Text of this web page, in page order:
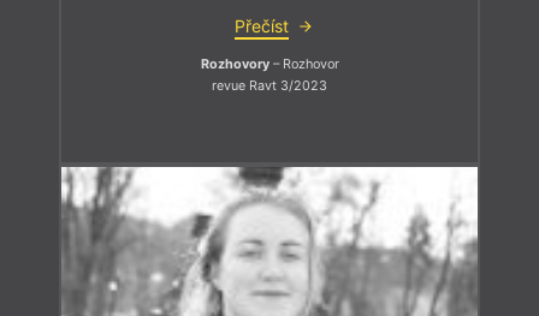
Přečíst
Rozhovory– Rozhovor
revue Ravt 3/2023